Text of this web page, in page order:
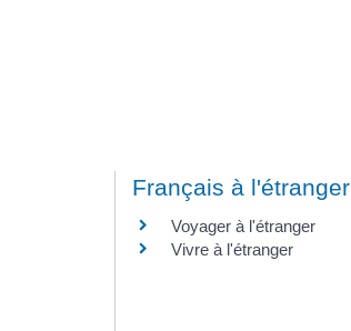
Français à l'étranger
Voyager à l'étranger
Vivre à l'étranger